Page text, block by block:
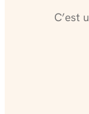
C’est u